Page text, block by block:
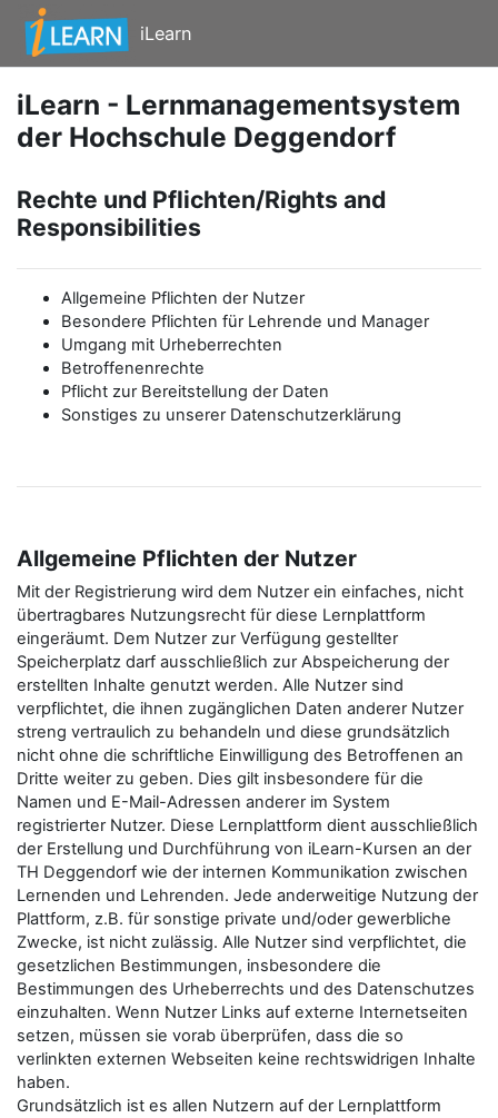
Zum Hauptinhalt
iLearn
iLearn - Lernmanagementsystem
der Hochschule Deggendorf
Rechte und Pflichten/Rights and
Responsibilities
Allgemeine Pflichten der Nutzer
Besondere Pflichten für Lehrende und Manager
Umgang mit Urheberrechten
Betroffenenrechte
Pflicht zur Bereitstellung der Daten
Sonstiges zu unserer Datenschutzerklärung
Allgemeine Pflichten der Nutzer
Mit der Registrierung wird dem Nutzer ein einfaches, nicht
übertragbares Nutzungsrecht für diese Lernplattform
eingeräumt. Dem Nutzer zur Verfügung gestellter
Speicherplatz darf ausschließlich zur Abspeicherung der
erstellten Inhalte genutzt werden. Alle Nutzer sind
verpflichtet, die ihnen zugänglichen Daten anderer Nutzer
streng vertraulich zu behandeln und diese grundsätzlich
nicht ohne die schriftliche Einwilligung des Betroffenen an
Dritte weiter zu geben. Dies gilt insbesondere für die
Namen und E-Mail-Adressen anderer im System
registrierter Nutzer. Diese Lernplattform dient ausschließlich
der Erstellung und Durchführung von iLearn-Kursen an der
TH Deggendorf wie der internen Kommunikation zwischen
Lernenden und Lehrenden. Jede anderweitige Nutzung der
Plattform, z.B. für sonstige private und/oder gewerbliche
Zwecke, ist nicht zulässig. Alle Nutzer sind verpflichtet, die
gesetzlichen Bestimmungen, insbesondere die
Bestimmungen des Urheberrechts und des Datenschutzes
einzuhalten. Wenn Nutzer Links auf externe Internetseiten
setzen, müssen sie vorab überprüfen, dass die so
verlinkten externen Webseiten keine rechtswidrigen Inhalte
haben.
Grundsätzlich ist es allen Nutzern auf der Lernplattform